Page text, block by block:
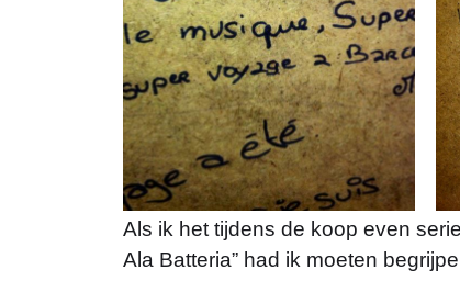
Als ik het tijdens de koop even
Ala Batteria” had ik moeten